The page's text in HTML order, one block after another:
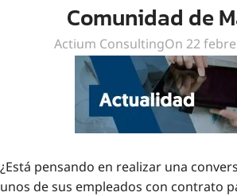
Comunidad de
Actium ConsultingOn 22
¿Está pensando en realizar una
unos de sus empleados con contrato